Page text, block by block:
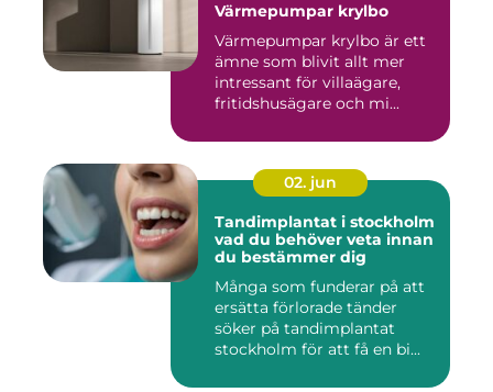
Värmepumpar krylbo
Värmepumpar krylbo är ett
ämne som blivit allt mer
intressant för villaägare,
fritidshusägare och mi...
02. jun
Tandimplantat i stockholm
vad du behöver veta innan
du bestämmer dig
Många som funderar på att
ersätta förlorade tänder
söker på tandimplantat
stockholm för att få en bi...